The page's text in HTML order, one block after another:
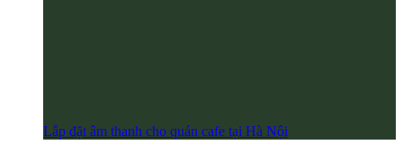
Lắp đặt âm thanh cho quán cafe tại Hà Nội